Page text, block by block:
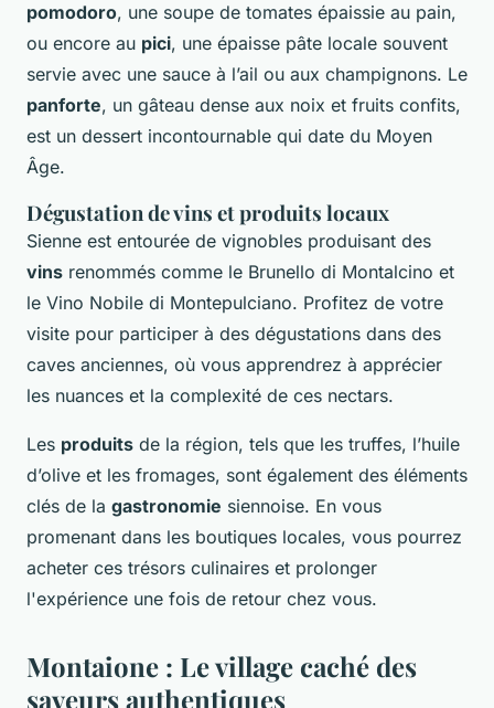
pomodoro, une soupe de tomates épaissie au pain,
ou encore au pici, une épaisse pâte locale souvent
servie avec une sauce à l’ail ou aux champignons. Le
panforte, un gâteau dense aux noix et fruits confits,
est un dessert incontournable qui date du Moyen
Âge.
Dégustation de vins et produits locaux
Sienne est entourée de vignobles produisant des
vins renommés comme le Brunello di Montalcino et
le Vino Nobile di Montepulciano. Profitez de votre
visite pour participer à des dégustations dans des
caves anciennes, où vous apprendrez à apprécier
les nuances et la complexité de ces nectars.
Les produits de la région, tels que les truffes, l’huile
d’olive et les fromages, sont également des éléments
clés de la gastronomie siennoise. En vous
promenant dans les boutiques locales, vous pourrez
acheter ces trésors culinaires et prolonger
l'expérience une fois de retour chez vous.
Montaione : Le village caché des
saveurs authentiques